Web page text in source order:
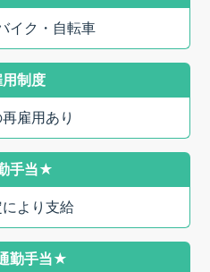
イク・自転車
制度
雇用あり
手当★
より支給
勤手当★